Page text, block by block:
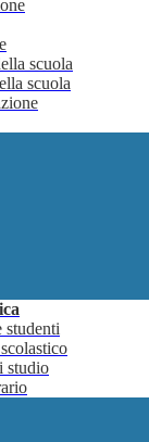
scuola
scuola
studenti
studio